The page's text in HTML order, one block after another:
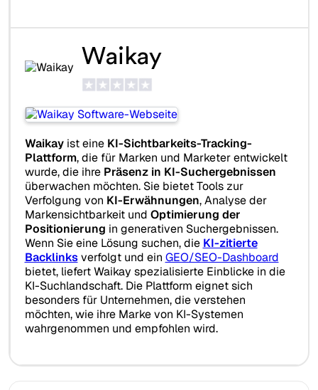
Waikay
Waikayist eine KI-Sichtbarkeits-Tracking-
Plattform, die für Marken und Marketer entwickelt
wurde, die ihre Präsenz in KI-Suchergebnissen
überwachen möchten. Sie bietet Tools zur
Verfolgung von KI-Erwähnungen, Analyse der
Markensichtbarkeit und Optimierung der
Positionierung in generativen Suchergebnissen.
Wenn Sie eine Lösung suchen, die KI-zitierte
Backlinksverfolgt und ein GEO/SEO-Dashboard
bietet, liefert Waikay spezialisierte Einblicke in die
KI-Suchlandschaft. Die Plattform eignet sich
besonders für Unternehmen, die verstehen
möchten, wie ihre Marke von KI-Systemen
wahrgenommen und empfohlen wird.